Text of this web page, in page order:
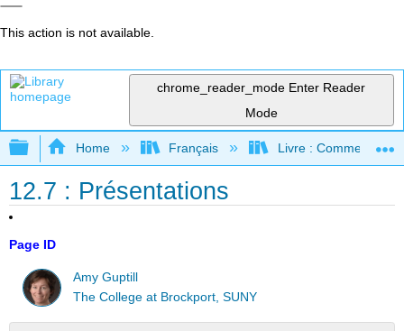
This action is not available.
chrome_reader_mode Enter Reader
Mode
Expand/collapse global hierarchy
Home Français Livre : Comment
12.7 : Présentations
Page ID
Amy Guptill
The College at Brockport, SUNY